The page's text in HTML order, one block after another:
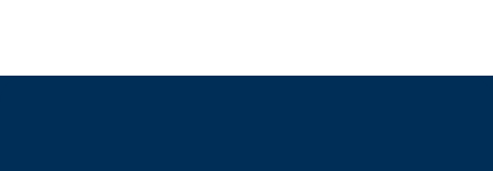
Rio Grande do Sul (RS)